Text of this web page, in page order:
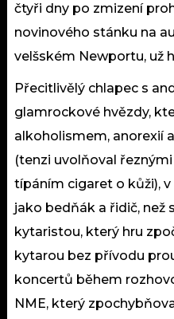
čtyři dny po zmizení
novinového stánku na
velšském Newportu, už
Přecitlivělý chlapec s
glamrockové hvězdy,
alkoholismem, anorexií
(tenzi uvolňoval
típáním cigaret o kůži),
jako bedňák a řidič, než
kytaristou, který hru
kytarou bez přívodu
koncertů během
NME, který